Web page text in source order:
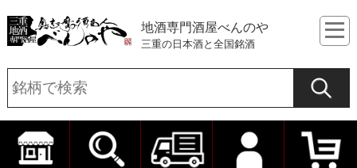
地酒専門酒屋べんのや
三重の日本酒と全国銘酒